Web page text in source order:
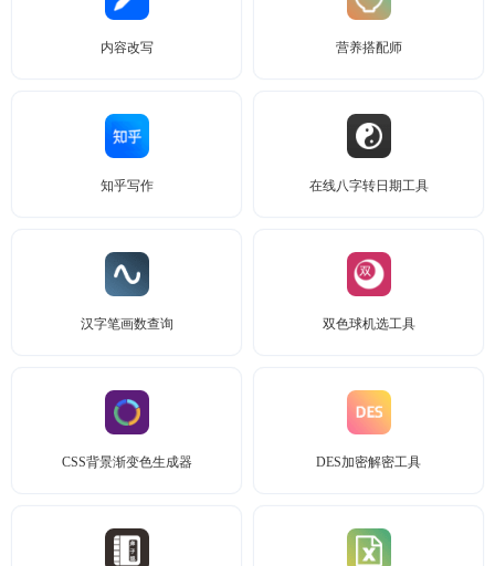
内容改写 营养搭配师
知乎写作 在线八字转日期工具
汉字笔画数查询 双色球机选工具
CSS背景渐变色生成器 DES加密解密工具